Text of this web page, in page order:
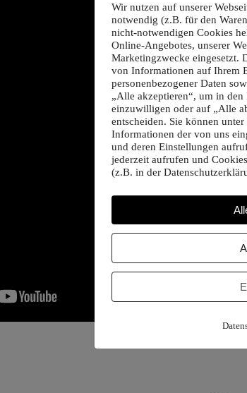
Wir nutzen auf unserer
notwendig (z.B. für den
nicht-notwendigen Cookies
Online-Angebotes, unserer
Marketingzwecke eingesetzt.
von Informationen auf Ihrem
personenbezogener Daten
„Alle akzeptieren“, um in
einzuwilligen oder auf „Alle
entscheiden. Sie können
Informationen der von uns
und deren Einstellungen
jederzeit aufrufen und
(z.B. in der